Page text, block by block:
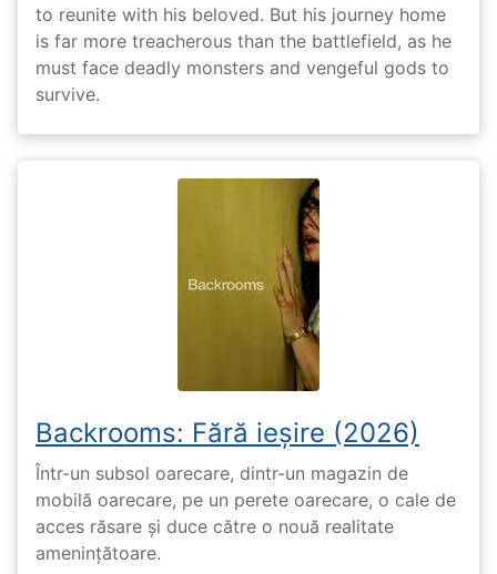
to reunite with his beloved. But his journey home
is far more treacherous than the battlefield, as he
must face deadly monsters and vengeful gods to
survive.
Backrooms: Fără ieșire (2026)
Într-un subsol oarecare, dintr-un magazin de
mobilă oarecare, pe un perete oarecare, o cale de
acces răsare și duce către o nouă realitate
amenințătoare.